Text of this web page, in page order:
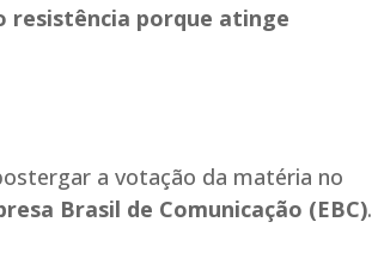
resistência porque atinge
a votação da matéria no
Brasil de Comunicação (EBC).